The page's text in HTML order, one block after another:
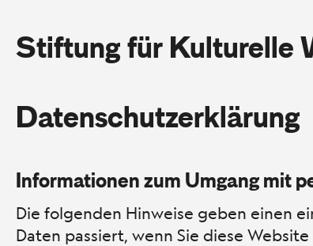
Stiftung für Kulturelle
Datenschutzerklärung
Informationen zum Umgang mit
Die folgenden Hinweise geben einen
Daten passiert, wenn Sie diese